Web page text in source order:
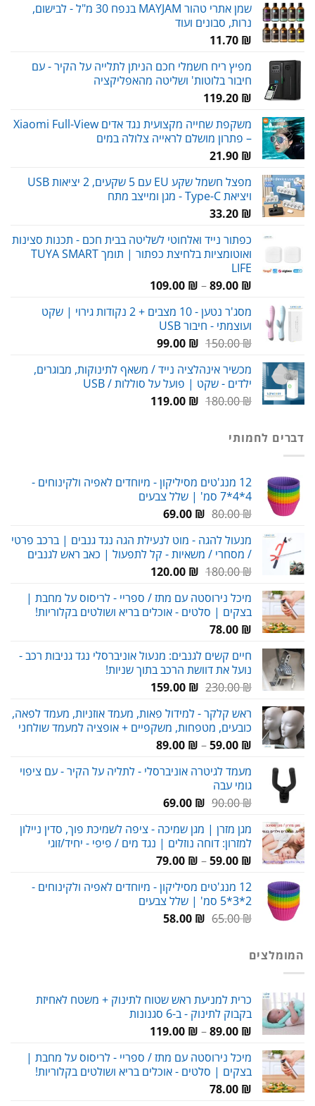
שמן אתרי טהור MAYJAM בנפח 30 מ"ל - לבישום,
נרות, סבונים ועוד
11.70 ₪
מפיץ ריח חשמלי חכם הניתן לתלייה על הקיר - עם
חיבור בלוטות' ושליטה מהאפליקציה
119.20 ₪
משקפת שחייה מקצועית נגד אדים Xiaomi Full-View
– פתרון מושלם לראייה צלולה במים
21.90 ₪
מפצל חשמל שקע EU עם 5 שקעים, 2 יציאות USB
ויציאת Type-C - מגן ומייצב מתח
33.20 ₪
כפתור נייד ואלחוטי לשליטה בבית חכם - תכנות סצינות
ואוטומציות בלחיצת כפתור | תומך TUYA SMART
LIFE
89.00 ₪
–
109.00 ₪
מסג'ר נטען - 10 מצבים + 2 נקודות גירוי | שקט
ועוצמתי - חיבור USB
150.00₪
המחיר
היה:
150.00 ₪.
99.00 ₪
המחיר
הוא:
99.00 ₪.
מכשיר אינהלציה נייד / משאף לתינוקות, מבוגרים,
ילדים - שקט | פועל על סוללות / USB
180.00₪
המחיר119.00 ₪
המחיר
דברים לחמותי
12 מנג'טים מסיליקון - מיוחדים לאפיה ולקינוחים -
4*4*7 סמ' | שלל צבעים
80.00₪
המחיר
היה:
80.00 ₪.
69.00 ₪
המחיר
הוא:
69.00 ₪.
מנעול להגה - מוט לנעילת הגה נגד גנבים | ברכב פרטי
/ מסחרי / משאיות - קל לתפעול | כאב ראש לגנבים
180.00₪
המחיר
היה:
180.00 ₪.
120.00 ₪
המחיר
הוא:
120.00 ₪.
מיכל נירוסטה עם מתז / ספריי - לריסוס על מחבת |
בצקים | סלטים - אוכלים בריא ושולטים בקלוריות!
78.00 ₪
חיים קשים לגנבים: מנעול אוניברסלי נגד גניבות רכב -
נועל את דוושת הרכב בתוך שניות!
230.00₪
המחיר
היה:
230.00 ₪.
159.00 ₪
המחיר
הוא:
159.00 ₪.
ראש קלקר - למידול פאות, מעמד אוזניות, מעמד לפאה,
כובעים, מטפחות, משקפיים + אופציה למעמד שולחני
59.00 ₪
–
89.00 ₪
טווח
מעמד לגיטרה אוניברסלי - לתליה על הקיר - עם ציפוי
גומי עבה
90.00₪
המחיר
היה:
90.00 ₪.
69.00 ₪
המחיר
הוא:
69.00 ₪.
מגן מזרן | מגן שמיכה - ציפה לשמיכת פוך, סדין ניילון
למזרון: דוחה נוזלים | נגד מים / פיפי - יחיד/זוגי
59.00 ₪
–
79.00 ₪
טווח
עד
12 מנג'טים מסיליקון - מיוחדים לאפיה ולקינוחים -
2*3*5 סמ' | שלל צבעים
65.00₪
המחיר58.00 ₪
המחיר
המומלצים
כרית למניעת ראש שטוח לתינוק + משטח לאחיזת
בקבוק לתינוק - ב-6 סגנונות
89.00 ₪
–
119.00 ₪
עד
מיכל נירוסטה עם מתז / ספריי - לריסוס על מחבת |
בצקים | סלטים - אוכלים בריא ושולטים בקלוריות!
78.00 ₪